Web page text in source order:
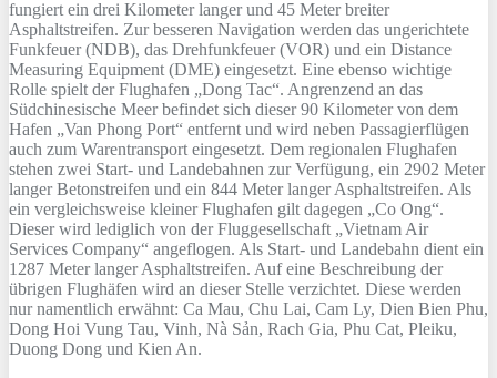
fungiert ein drei Kilometer langer und 45 Meter breiter
Asphaltstreifen. Zur besseren Navigation werden das ungerichtete
Funkfeuer (NDB), das Drehfunkfeuer (VOR) und ein Distance
Measuring Equipment (DME) eingesetzt. Eine ebenso wichtige
Rolle spielt der Flughafen „Dong Tac“. Angrenzend an das
Südchinesische Meer befindet sich dieser 90 Kilometer von dem
Hafen „Van Phong Port“ entfernt und wird neben Passagierflügen
auch zum Warentransport eingesetzt. Dem regionalen Flughafen
stehen zwei Start- und Landebahnen zur Verfügung, ein 2902 Meter
langer Betonstreifen und ein 844 Meter langer Asphaltstreifen. Als
ein vergleichsweise kleiner Flughafen gilt dagegen „Co Ong“.
Dieser wird lediglich von der Fluggesellschaft „Vietnam Air
Services Company“ angeflogen. Als Start- und Landebahn dient ein
1287 Meter langer Asphaltstreifen. Auf eine Beschreibung der
übrigen Flughäfen wird an dieser Stelle verzichtet. Diese werden
nur namentlich erwähnt: Ca Mau, Chu Lai, Cam Ly, Dien Bien Phu,
Dong Hoi Vung Tau, Vinh, Nà Sản, Rach Gia, Phu Cat, Pleiku,
Duong Dong und Kien An.